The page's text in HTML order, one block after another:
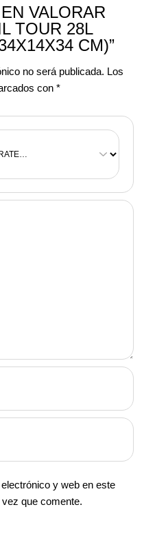
VALORAR
TOUR 28L
CM)”
no será publicada. Los
con*
y web en este
que comente.